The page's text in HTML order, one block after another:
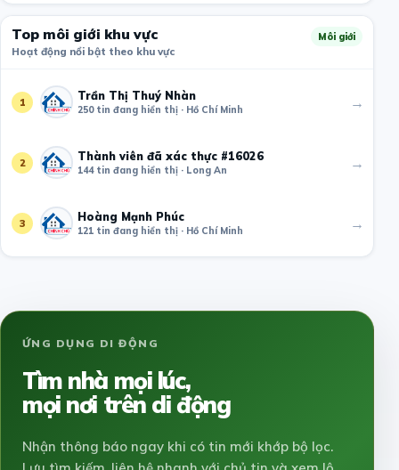
Top môi giới khu vực
Hoạt động nổi bật theo khu vực
Môi giới
1 Trần Thị Thuý Nhàn
250 tin đang hiển thị · Hồ Chí Minh →
2 Thành viên đã xác thực #16026
144 tin đang hiển thị · Long An →
3 Hoàng Mạnh Phúc
121 tin đang hiển thị · Hồ Chí Minh →
ỨNG DỤNG DI ĐỘNG
Tìm nhà mọi lúc,
mọi nơi trên di động
Nhận thông báo ngay khi có tin mới khớp bộ lọc.